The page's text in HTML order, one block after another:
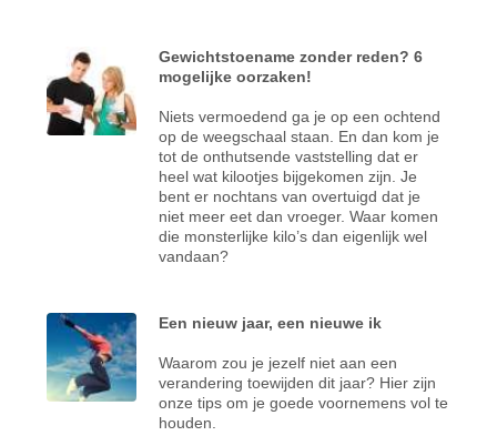
Gewichtstoename zonder reden? 6
mogelijke oorzaken!
Niets vermoedend ga je op een ochtend
op de weegschaal staan. En dan kom je
tot de onthutsende vaststelling dat er
heel wat kilootjes bijgekomen zijn. Je
bent er nochtans van overtuigd dat je
niet meer eet dan vroeger. Waar komen
die monsterlijke kilo’s dan eigenlijk wel
vandaan?
Een nieuw jaar, een nieuwe ik
Waarom zou je jezelf niet aan een
verandering toewijden dit jaar? Hier zijn
onze tips om je goede voornemens vol te
houden.